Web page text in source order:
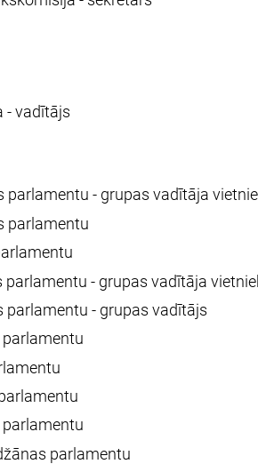
- vadītājs
- grupas vadītāja
parlamentu
- grupas vadītāja
- grupas vadītājs
parlamentu